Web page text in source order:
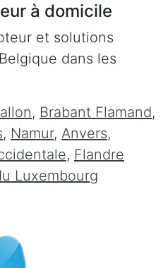
à domicile
et solutions
dans les
, Brabant Flamand,
, Namur, Anvers,
, Flandre
Luxembourg